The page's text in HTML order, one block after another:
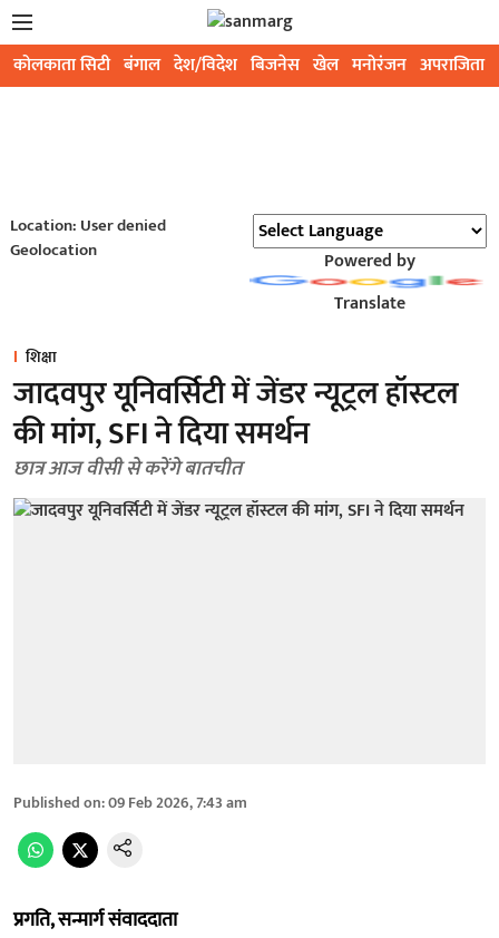
कोलकाता सिटी बंगाल देश/विदेश बिजनेस खेल मनोरंजन अपराजिता
Location: User denied
Geolocation
Powered by
Translate
शिक्षा
जादवपुर यूनिवर्सिटी में जेंडर न्यूट्रल हॉस्टल
की मांग, SFI ने दिया समर्थन
छात्र आज वीसी से करेंगे बातचीत
Published on:09 Feb 2026, 7:43 am
प्रगति, सन्मार्ग संवाददाता